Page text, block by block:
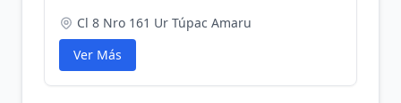
Cl 8 Nro 161 Ur Túpac Amaru
Ver Más